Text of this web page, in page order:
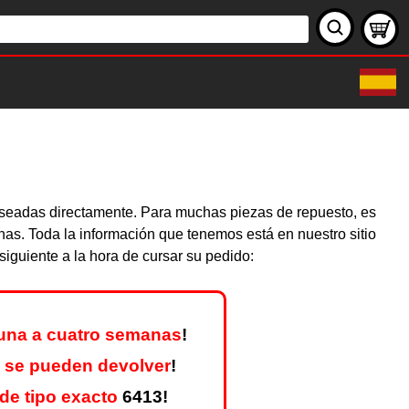
directamente. Para muchas piezas de repuesto, es
Toda la información que tenemos está en nuestro sitio
a la hora de cursar su pedido:
a cuatro semanas!
se pueden devolver!
tipo exacto 6413!